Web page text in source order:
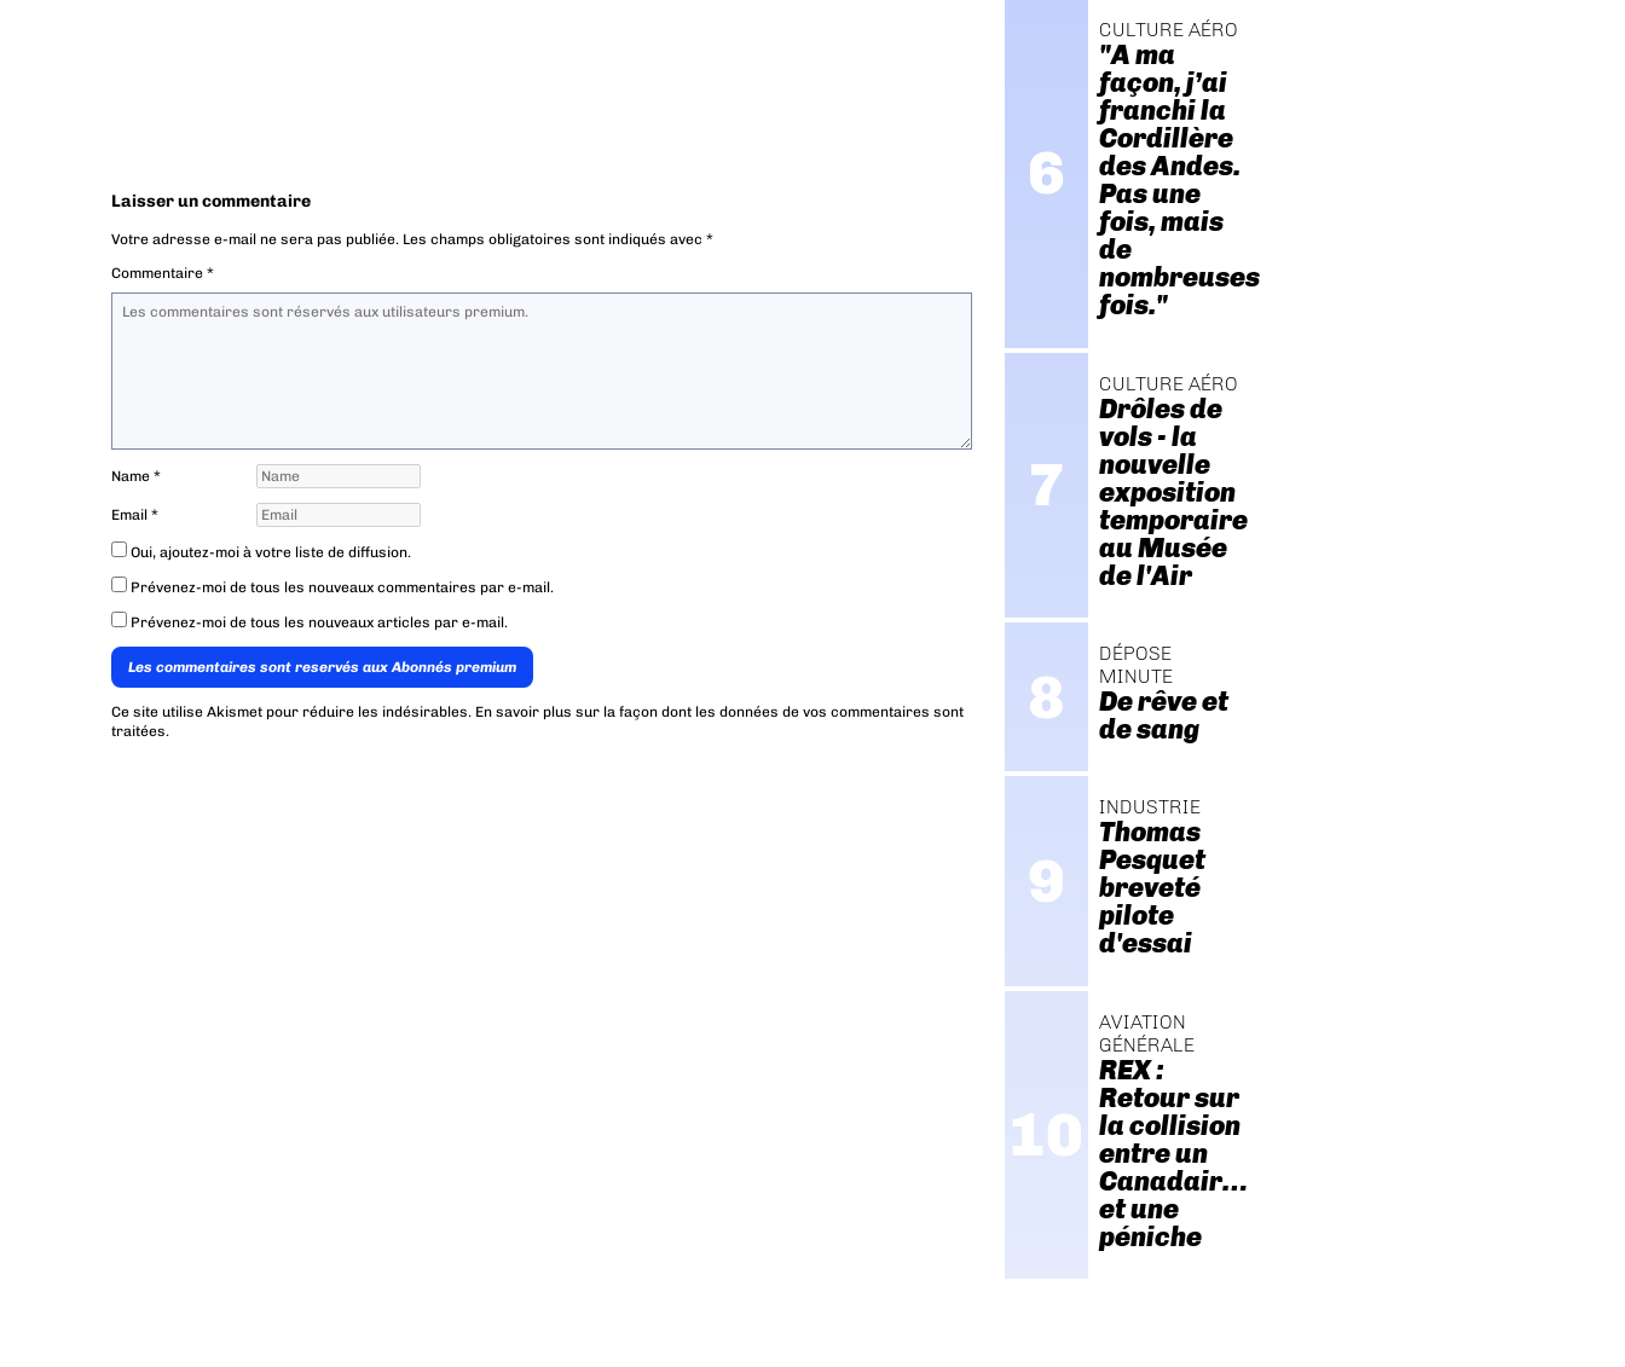
Laisser un commentaire
Votre adresse e-mail ne sera pas publiée. Les champs obligatoires sont indiqués avec *
Commentaire *
Name *
Email *
Oui, ajoutez-moi à votre liste de diffusion.
Prévenez-moi de tous les nouveaux commentaires par e-mail.
Prévenez-moi de tous les nouveaux articles par e-mail.
Les commentaires sont reservés aux Abonnés premium
Ce site utilise Akismet pour réduire les indésirables. En savoir plus sur la façon dont les données de vos commentaires sont
traitées.
CULTURE AÉRO
"A ma
façon, j’ai
franchi la
Cordillère
des Andes.
Pas une
fois, mais
de
nombreuses
fois."
CULTURE AÉRO
Drôles de
vols - la
nouvelle
exposition
temporaire
au Musée
de l'Air
DÉPOSE
MINUTE
De rêve et
de sang
INDUSTRIE
Thomas
Pesquet
breveté
pilote
d'essai
AVIATION
GÉNÉRALE
REX :
Retour sur
la collision
entre un
Canadair…
et une
péniche